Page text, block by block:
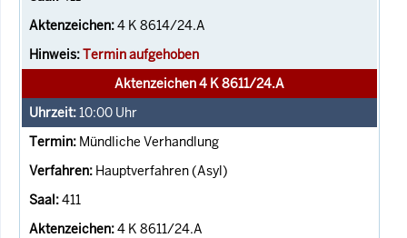
4 K 8614/24.A
Termin aufgehoben
Aktenzeichen 4 K 8611/24.A
10:00 Uhr
Mündliche Verhandlung
Hauptverfahren (Asyl)
411
4 K 8611/24.A